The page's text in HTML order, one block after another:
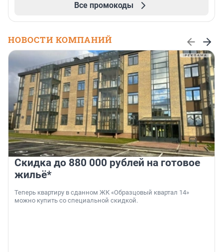
Все промокоды
НОВОСТИ КОМПАНИЙ
Скидка до 880 000 рублей на готовое
жильё*
Теперь квартиру в сданном ЖК «Образцовый квартал 14»
можно купить со специальной скидкой.